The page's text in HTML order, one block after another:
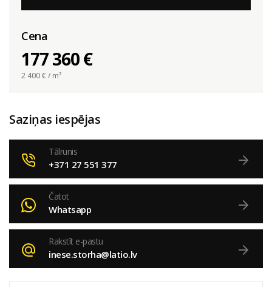
Cena
177 360 €
2 400€ / m²
Saziņas iespējas
Tālrunis
+371 27 551 377
Čatot
Whatsapp
Rakstīt e-pastu
inese.storha@latio.lv